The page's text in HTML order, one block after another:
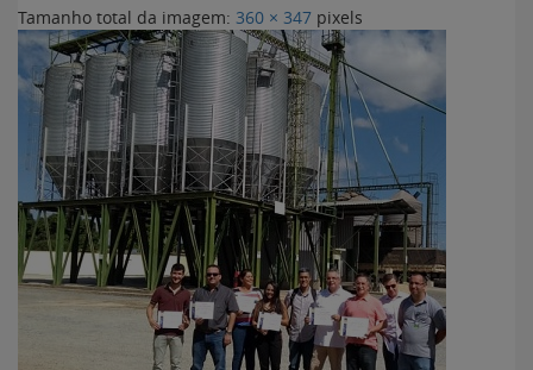
Tamanho total da imagem: 360 × 347 pixels